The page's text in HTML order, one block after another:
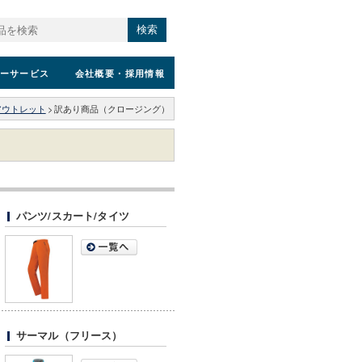
検索
サービス 会社概要 ・採用情報
トレット > 訳あり商品（クロージング）
パンツ/スカート/タイツ
サーマル（フリース）